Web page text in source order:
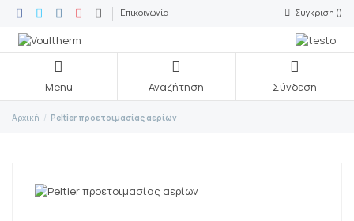
Επικοινωνία Σύγκριση ()
Menu Αναζήτηση Σύνδεση
Αρχική Peltier προετοιμασίας αερίων